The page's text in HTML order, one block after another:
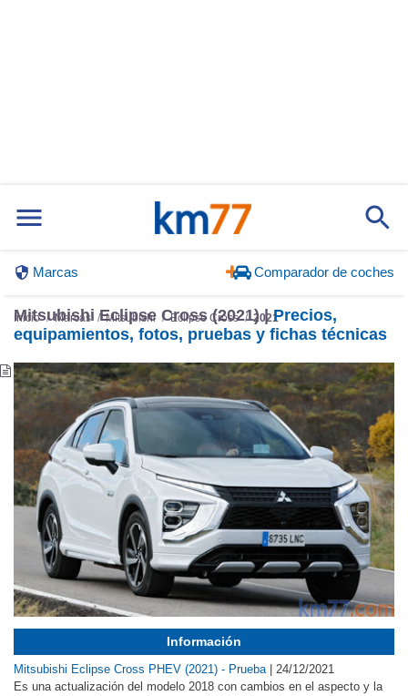
Marcas Comparador de coches
Inicio Marcas Mitsubishi Eclipse Cross 2021
Mitsubishi Eclipse Cross (2021) |Precios,
equipamientos, fotos, pruebas y fichas técnicas
Información
Mitsubishi Eclipse Cross PHEV (2021) - Prueba
24/12/2021
Es una actualización del modelo 2018 con cambios en el aspecto y la